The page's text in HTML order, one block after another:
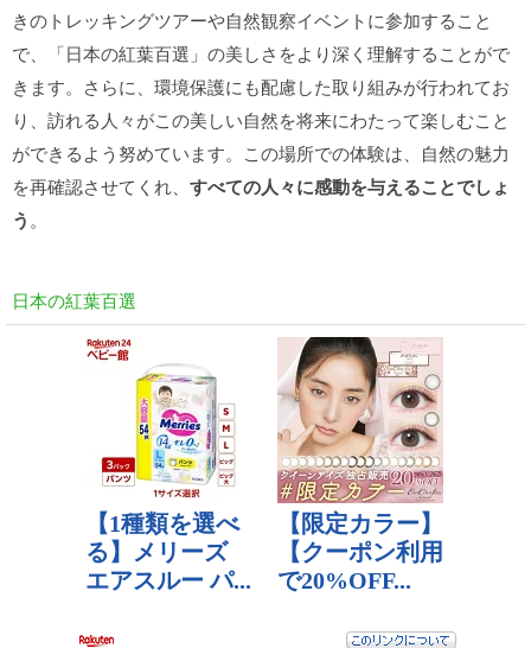
きのトレッキングツアーや自然観察イベントに参加すること
で、「日本の紅葉百選」の美しさをより深く理解することがで
きます。さらに、環境保護にも配慮した取り組みが行われてお
り、訪れる人々がこの美しい自然を将来にわたって楽しむこと
ができるよう努めています。この場所での体験は、自然の魅力
を再確認させてくれ、 すべての人々に感動を与えることでしょ
う 。
日本の紅葉百選